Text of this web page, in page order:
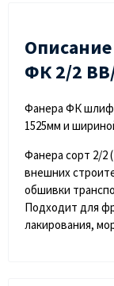
ФК 2/2
Фанера ФК
1525мм и
Фанера сорт 2/2
внешних
обшивки
Подходит для
лакирования,